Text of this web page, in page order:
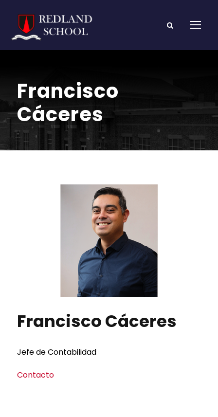
Francisco
Cáceres
Francisco Cáceres
Jefe de Contabilidad
Contacto